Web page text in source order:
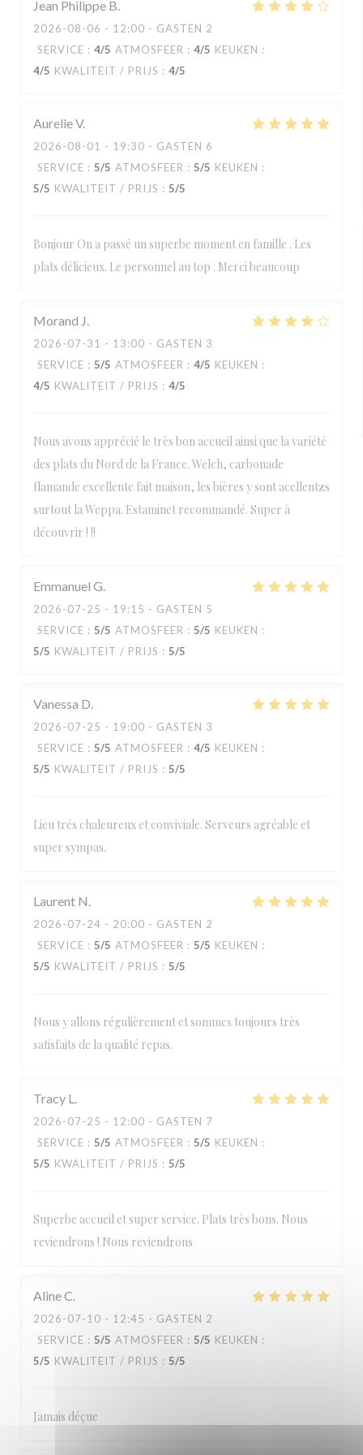
Jean Philippe B
2026-08-06 - 12:00 - GASTEN 2
SERVICE : 4/5 ATMOSFEER : 4/5 KEUKEN :
4/5 KWALITEIT / PRIJS : 4/5
AurelieV
2026-08-01 - 19:30 - GASTEN 6
SERVICE : 5/5 ATMOSFEER : 5/5 KEUKEN :
5/5 KWALITEIT / PRIJS : 5/5
Bonjour On a passé un superbe moment en famille . Les
plats délicieux. Le personnel au top . Merci beaucoup
Morand J
2026-07-31 - 13:00 - GASTEN 3
SERVICE : 5/5 ATMOSFEER : 4/5 KEUKEN :
4/5 KWALITEIT / PRIJS : 4/5
Nous avons apprécié le très bon accueil ainsi que la variété
des plats du Nord de la France. Welch, carbonade
flamande excellente fait maison, les bières y sont acellentzs
surtout la Weppa. Estaminet recommandé. Super à
découvrir ! !!
Emmanuel G
2026-07-25 - 19:15 - GASTEN 5
SERVICE : 5/5 ATMOSFEER : 5/5 KEUKEN :
5/5 KWALITEIT / PRIJS : 5/5
Vanessa D
2026-07-25 - 19:00 - GASTEN 3
SERVICE : 5/5 ATMOSFEER : 4/5 KEUKEN :
5/5 KWALITEIT / PRIJS : 5/5
Lieu trés chaleureux et conviviale. Serveurs agréable et
super sympas.
Laurent N
2026-07-24 - 20:00 - GASTEN 2
SERVICE : 5/5 ATMOSFEER : 5/5 KEUKEN :
5/5 KWALITEIT / PRIJS : 5/5
Nous y allons régulièrement et sommes toujours très
satisfaits de la qualité repas.
Tracy L
2026-07-25 - 12:00 - GASTEN 7
SERVICE : 5/5 ATMOSFEER : 5/5 KEUKEN :
5/5 KWALITEIT / PRIJS : 5/5
Superbe accueil et super service. Plats très bons. Nous
reviendrons ! Nous reviendrons
AlineC
2026-07-10 - 12:45 - GASTEN 2
SERVICE : 5/5 ATMOSFEER : 5/5 KEUKEN :
5/5 KWALITEIT / PRIJS : 5/5
Jamais déçue